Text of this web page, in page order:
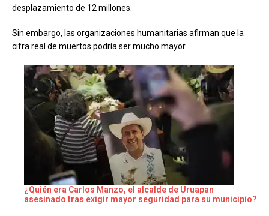
desplazamiento de 12 millones.
Sin embargo, las organizaciones humanitarias afirman que la
cifra real de muertos podría ser mucho mayor.
¿Quién era Carlos Manzo, el alcalde de Uruapan
asesinado tras exigir mayor seguridad para su municipio?